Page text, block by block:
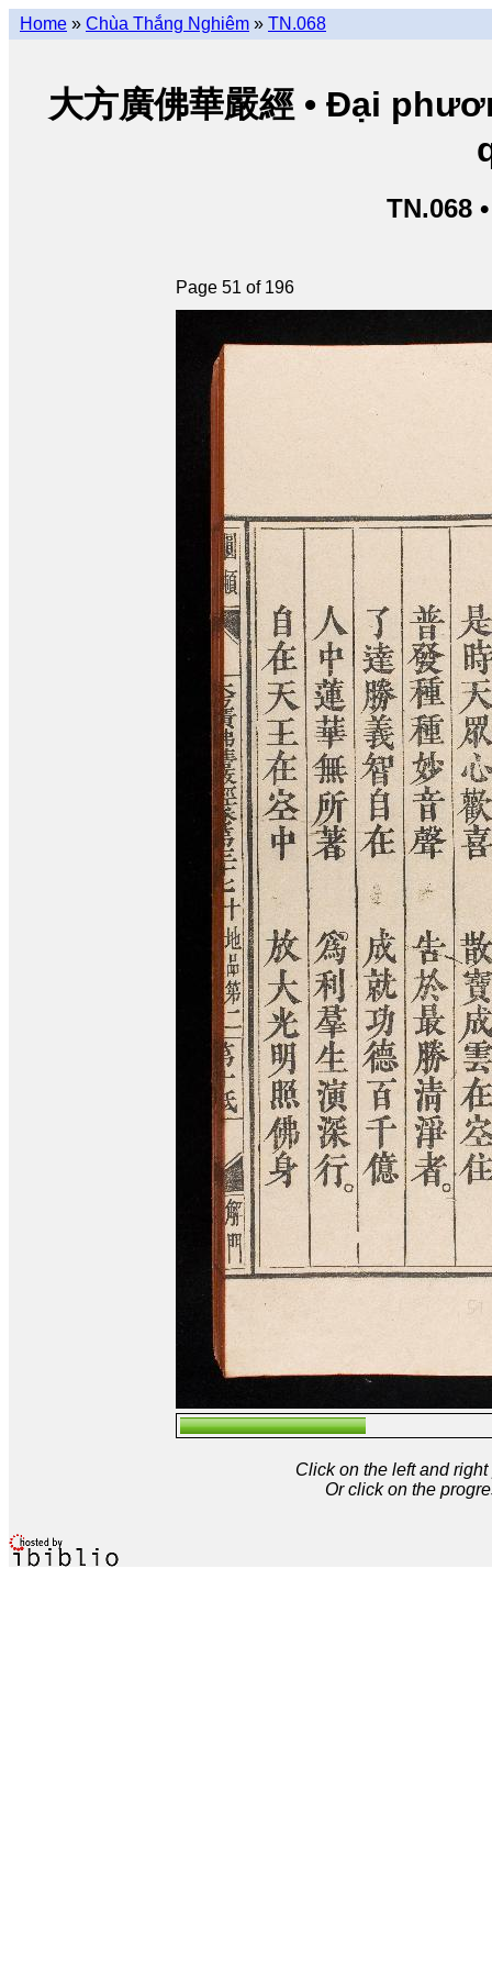
Home » Chùa Thắng Nghiêm » TN.068
大方廣佛華嚴經 • Đại
TN.068
Page 51 of 196
Click on the left and
Or click on the